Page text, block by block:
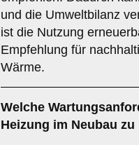
und die Umweltbilanz
ist die Nutzung
Empfehlung für
Wärme.
Welche
Heizung im Neubau